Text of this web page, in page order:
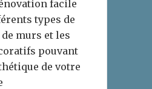
facile
types de
murs et les
pouvant
de votre